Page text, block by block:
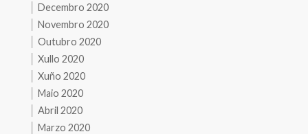
Decembro 2020
Novembro 2020
Outubro 2020
Xullo 2020
Xuño 2020
Maio 2020
Abril 2020
Marzo 2020